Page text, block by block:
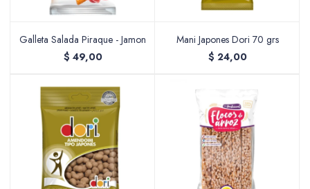
Galleta Salada Piraque - Jamon
$ 49,00
Mani Japones Dori 70 grs
$ 24,00